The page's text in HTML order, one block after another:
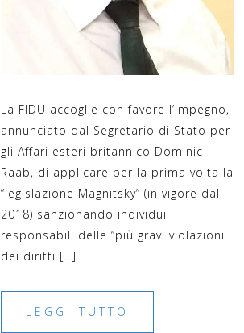
La FIDU accoglie con favore l’impegno,
annunciato dal Segretario di Stato per
gli Affari esteri britannico Dominic
Raab, di applicare per la prima volta la
“legislazione Magnitsky” (in vigore dal
2018) sanzionando individui
responsabili delle “più gravi violazioni
dei diritti […]
LEGGI TUTTO